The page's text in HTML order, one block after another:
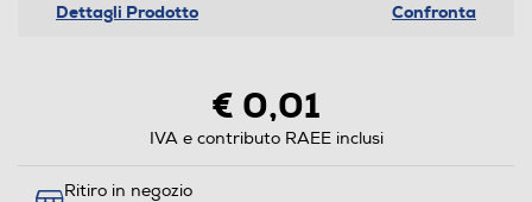
Dettagli Prodotto Confronta
€ 0,01
IVA e contributo RAEE inclusi
Ritiro in negozio